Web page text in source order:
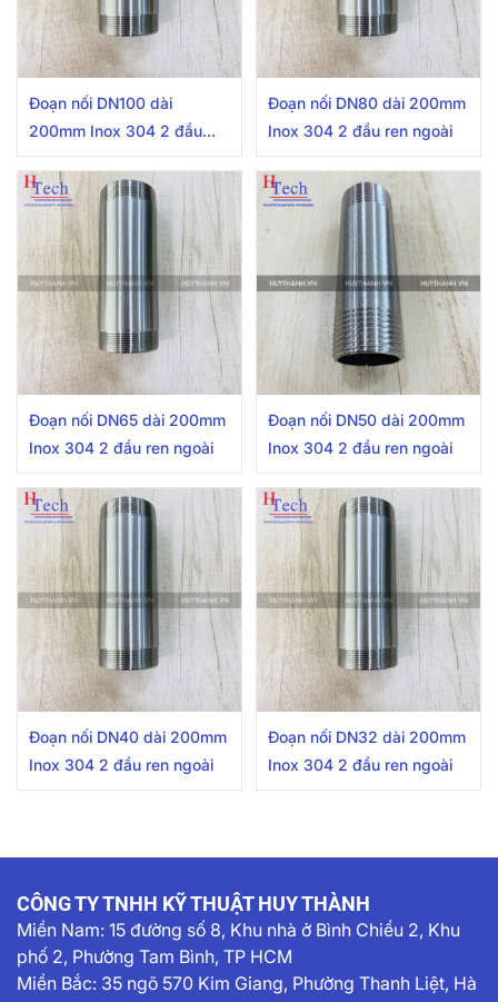
Đoạn nối DN100 dài
200mm Inox 304 2 đầu
Đoạn nối DN80 dài 200mm
Inox 304 2 đầu ren ngoài
Đoạn nối DN65 dài 200mm
Inox 304 2 đầu ren ngoài
Đoạn nối DN50 dài 200mm
Inox 304 2 đầu ren ngoài
Đoạn nối DN40 dài 200mm
Inox 304 2 đầu ren ngoài
Đoạn nối DN32 dài 200mm
Inox 304 2 đầu ren ngoài
CÔNG TY TNHH KỸ THUẬT HUY THÀNH
Miền Nam: 15 đường số 8, Khu nhà ở Bình Chiểu 2, Khu
phố 2, Phường Tam Bình, TP HCM
Miền Bắc: 35 ngõ 570 Kim Giang, Phường Thanh Liệt, Hà